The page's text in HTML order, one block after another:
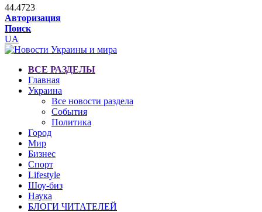
44.4723
Авторизация
Поиск
UA
ВСЕ РАЗДЕЛЫ
Главная
Украина
Все новости раздела
События
Политика
Город
Мир
Бизнес
Спорт
Lifestyle
Шоу-биз
Наука
БЛОГИ ЧИТАТЕЛЕЙ